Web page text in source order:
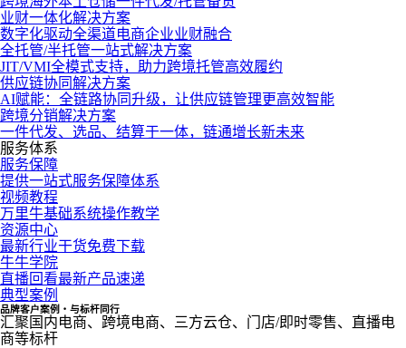
业财一体化解决方案
数字化驱动全渠道电商企业业财融合
全托管/半托管一站式解决方案
JIT/VMI全模式支持，助力跨境托管高效履约
供应链协同解决方案
AI赋能：全链路协同升级，让供应链管理更高效智能
跨境分销解决方案
一件代发、选品、结算于一体，链通增长新未来
服务体系
服务保障
提供一站式服务保障体系
视频教程
万里牛基础系统操作教学
资源中心
最新行业干货免费下载
牛牛学院
直播回看最新产品速递
典型案例
品牌客户案例・与标杆同行
汇聚国内电商、跨境电商、三方云仓、门店/即时零售、直播电
商等标杆